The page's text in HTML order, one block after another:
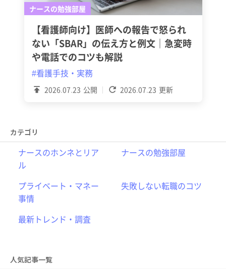
ナースの勉強部屋
2026.07.23 公開 2026.07.23 更新
【看護師向け】医師への報告で怒られ
ない「SBAR」の伝え方と例文｜急変時
や電話でのコツも解説
#看護手技・実務
カテゴリ
ナースのホンネとリア
ル
ナースの勉強部屋
プライベート・マネー
事情
失敗しない転職のコツ
最新トレンド・調査
人気記事一覧